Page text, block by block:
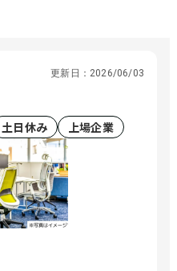
更新日： 2026/06/03
土日休み 上場企業